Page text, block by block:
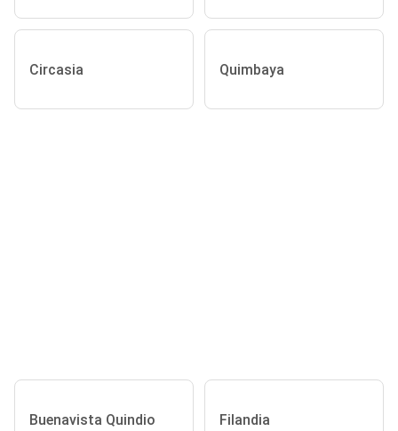
Circasia Quimbaya
Buenavista Quindio Filandia